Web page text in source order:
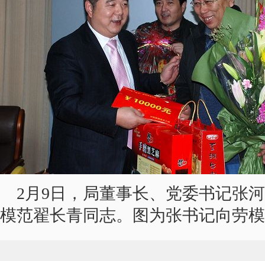
2月9日，局董事长、党委书记张
模范翟长青同志。图为张书记向劳